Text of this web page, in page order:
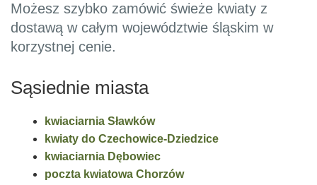
Możesz szybko zamówić świeże kwiaty z
dostawą w całym województwie śląskim w
korzystnej cenie.
Sąsiednie miasta
kwiaciarnia Sławków
kwiaty do Czechowice-Dziedzice
kwiaciarnia Dębowiec
poczta kwiatowa Chorzów